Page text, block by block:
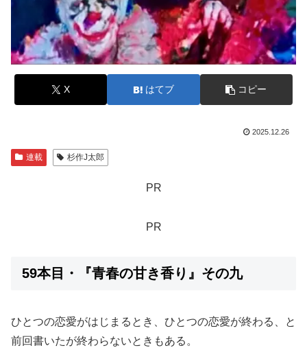
X はてブ コピー
2025.12.26
連載 杉作J太郎
PR
PR
59本目・『青春の甘き香り』その九
ひとつの恋愛がはじまるとき、ひとつの恋愛が終わる、と
前回書いたが終わらないときもある。